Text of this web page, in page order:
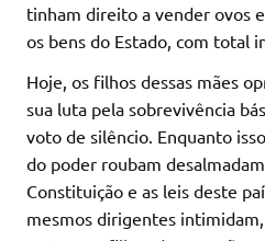
tinham direito a vender ovos
os bens do Estado, com total
Hoje, os filhos dessas mães
sua luta pela sobrevivência
voto de silêncio. Enquanto
do poder roubam
Constituição e as leis deste
mesmos dirigentes